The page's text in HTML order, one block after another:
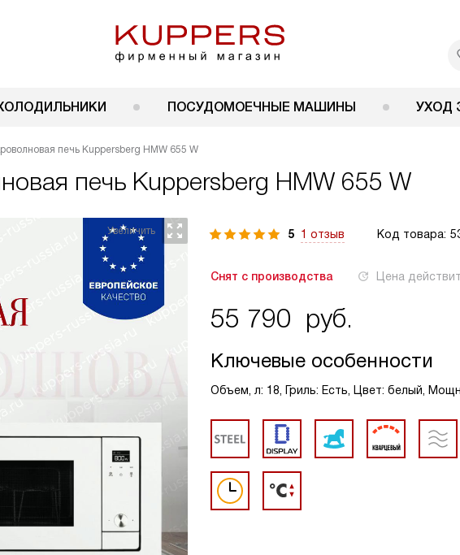
ПОСУДОМОЕЧНЫЕ МАШИНЫ УХОД
печь Kuppersberg HMW 655 W
печь Kuppersberg HMW 655 W
5 1 отзыв Код товара:
Снят с производства Цена
55 790 руб.
Ключевые особенности
Объем, л: 18, Гриль: Есть, Цвет: белый,